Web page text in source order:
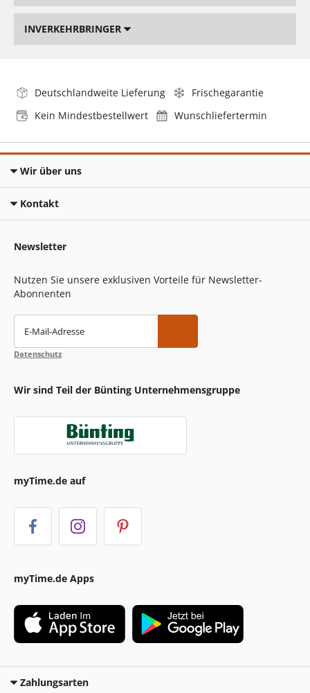
INVERKEHRBRINGER
Deutschlandweite Lieferung
Frischegarantie
Kein Mindestbestellwert
Wunschliefertermin
Wir über uns
Kontakt
Newsletter
Nutzen Sie unsere exklusiven Vorteile für Newsletter-
Abonnenten
E-Mail-Adresse
Datenschutz
Wir sind Teil der Bünting Unternehmensgruppe
myTime.de auf
myTime.de Apps
Zahlungsarten